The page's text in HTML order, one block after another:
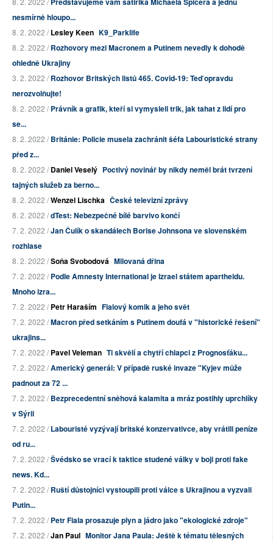
nesmírně hloupo...
8. 2. 2022 /Lesley Keen K9_Parklife
8. 2. 2022 /Rozhovory mezi Macronem a Putinem nevedly k dohodě
ohledně Ukrajiny
3. 2. 2022 /Rozhovor Britských listů 465. Covid-19: Teď opravdu
nerozvolňujte!
8. 2. 2022 /Právník a grafik, kteří si vymysleli trik, jak tahat z lidí pro
se...
8. 2. 2022 /Británie: Policie musela zachránit šéfa Labouristické strany
před z...
8. 2. 2022 /Daniel Veselý Poctivý novinář by nikdy neměl brát tvrzení
tajných služeb za berno...
8. 2. 2022 /Wenzel Lischka České televizní zprávy
8. 2. 2022 /dTest: Nebezpečné bílé barvivo končí
7. 2. 2022 /Jan Čulík o skandálech Borise Johnsona ve slovenském
rozhlase
8. 2. 2022 /Soňa Svobodová Milovaná dřina
7. 2. 2022 /Podle Amnesty International je Izrael státem apartheidu.
Mnoho izra...
7. 2. 2022 /Petr Haraším Fialový komik a jeho svět
7. 2. 2022 /Macron před setkáním s Putinem doufá v "historické řešení"
ukrajins...
7. 2. 2022 /Pavel Veleman Ti skvělí a chytří chlapci z Prognosťáku...
7. 2. 2022 /Americký generál: V případě ruské invaze "Kyjev může
padnout za 72 ...
7. 2. 2022 /Bezprecedentní sněhová kalamita a mráz postihly uprchlíky
v Sýrii
7. 2. 2022 /Labouristé vyzývají britské konzervativce, aby vrátili peníze
od ru...
7. 2. 2022 /Švédsko se vrací k taktice studené války v boji proti fake
news. Kd...
7. 2. 2022 /Ruští důstojníci vystoupili proti válce s Ukrajinou a vyzvali
Putin...
7. 2. 2022 /Petr Fiala prosazuje plyn a jádro jako "ekologické zdroje"
7. 2. 2022 /Jan Paul Monitor Jana Paula: Ještě k tématu tělesných